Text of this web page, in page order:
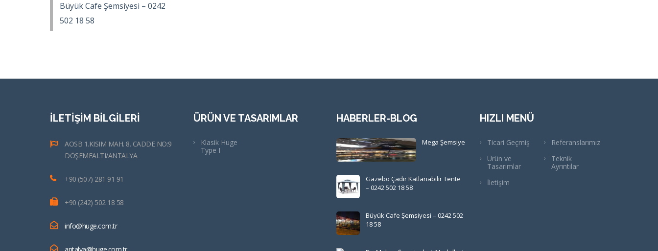
Büyük Cafe Şemsiyesi – 0242
502 18 58
İLETİŞİM BİLGİLERİ
AOSB 1.KISIM MAH. 8. CADDE NO:9
DÖŞEMEALTI/ANTALYA
+90 (507) 281 91 91
+90 (242) 502 18 58
info@huge.com.tr
ÜRÜN VE TASARIMLAR
Klasik Huge
Type I
HABERLER-BLOG
Mega Şemsiye
Gazebo Çadır Katlanabilir Tente
– 0242 502 18 58
Büyük Cafe Şemsiyesi – 0242 502
18 58
HIZLI MENÜ
Ticari Geçmiş
Referanslarımız
Ürün ve
Tasarımlar
Teknik
Ayrıntılar
İletişim